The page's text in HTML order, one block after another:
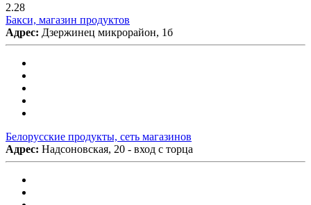
2.28
Бакси, магазин продуктов
Адрес: Дзержинец микрорайон, 1б
Белорусские продукты, сеть магазинов
Адрес: Надсоновская, 20 - вход с торца